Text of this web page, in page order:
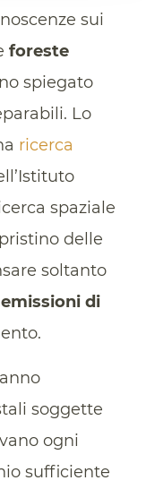
sui
foreste
spiegato
Lo
ricerca
spaziale
delle
soltanto
emissioni di
soggette
ogni
sufficiente